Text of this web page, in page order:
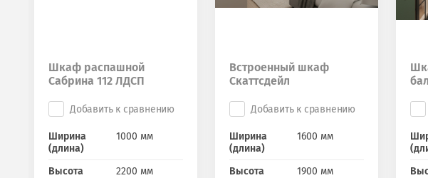
Шкаф распашной
Сабрина 112 ЛДСП
Добавить к сравнению
Ширина
(длина)
1000 мм
Высота
2200 мм
Встроенный шкаф
Скаттсдейл
Добавить к сравнению
Ширина
(длина)
1600 мм
Высота
1900 мм